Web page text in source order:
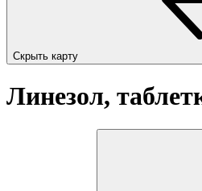
Скрыть карту
Линезол,